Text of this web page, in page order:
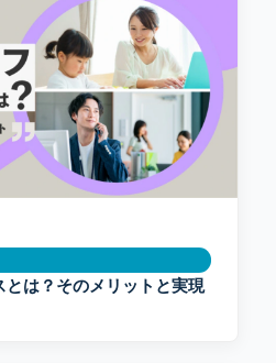
とは？そのメリットと実現